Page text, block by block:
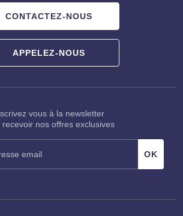
CONTACTEZ-NOUS
APPELEZ-NOUS
vous à la newsletter
recevoir nos offres exclusives